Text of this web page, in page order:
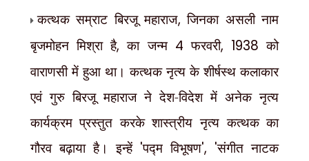
कत्थक सम्राट बिरजू महाराज,जिनका असली नाम
बृजमोहन मिश्रा है,का जन्म 4 फरवरी, 1938 को
वाराणसी में हुआ था। कत्थक नृत्य के शीर्षस्थ कलाकार
एवं गुरु बिरजू महाराज ने देश-विदेश में अनेक नृत्य
कार्यक्रम प्रस्तुत करके शास्त्रीय नृत्य कत्थक का
गौरव बढ़ाया है। इन्हें 'पद्म विभूषण', 'संगीत नाटक